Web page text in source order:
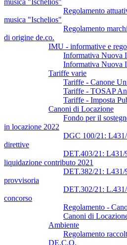
Regolamento
musica "Ischelios"
Regolamento
di origine de.co.
IMU - informative e
Informativa Nuova
Informativa Nuova
Tariffe varie
Tariffe - Canone
Tariffe - TOSAP
Tariffe - Imposta
Canoni di Locazione
Fondo per il
in locazione 2022
DGC 100/21:
direttive
DET.403/21: L431/
liquidazione contributo 2021
DET.382/21: L431/
provvisoria
DET.302/21:
concorso
Regolamento -
Canoni di
Ambiente
Regolamento
DE.C.O.